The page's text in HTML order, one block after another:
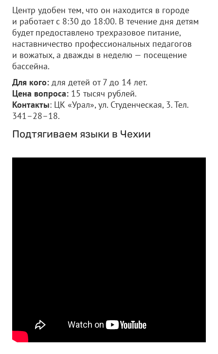
Центр удобен тем, что он находится в городе
и работает с 8:30 до 18:00. В течение дня детям
будет предоставлено трехразовое питание,
наставничество профессиональных педагогов
и вожатых, а дважды в неделю — посещение
бассейна.
Для кого: для детей от 7 до 14 лет.
Цена вопроса: 15 тысяч рублей.
Контакты: ЦК «Урал», ул. Студенческая, 3. Тел.
341–28–18.
Подтягиваем языки в Чехии